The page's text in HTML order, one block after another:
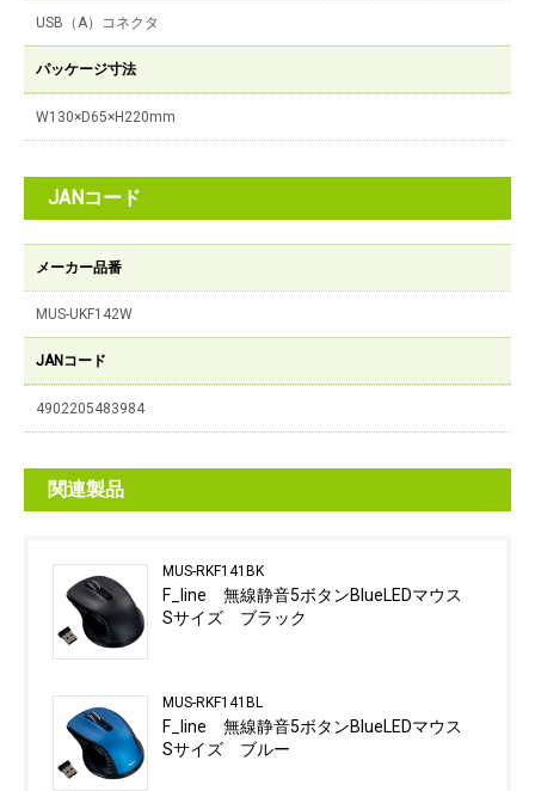
USB（A）コネクタ
パッケージ寸法
W130×D65×H220mm
JANコード
メーカー品番
MUS-UKF142W
JANコード
4902205483984
関連製品
MUS-RKF141BK
F_line 無線静音5ボタンBlueLEDマウス
Sサイズ ブラック
MUS-RKF141BL
F_line 無線静音5ボタンBlueLEDマウス
Sサイズ ブルー